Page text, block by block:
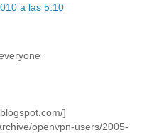
a las 5:10
]
openvpn-users/2005-